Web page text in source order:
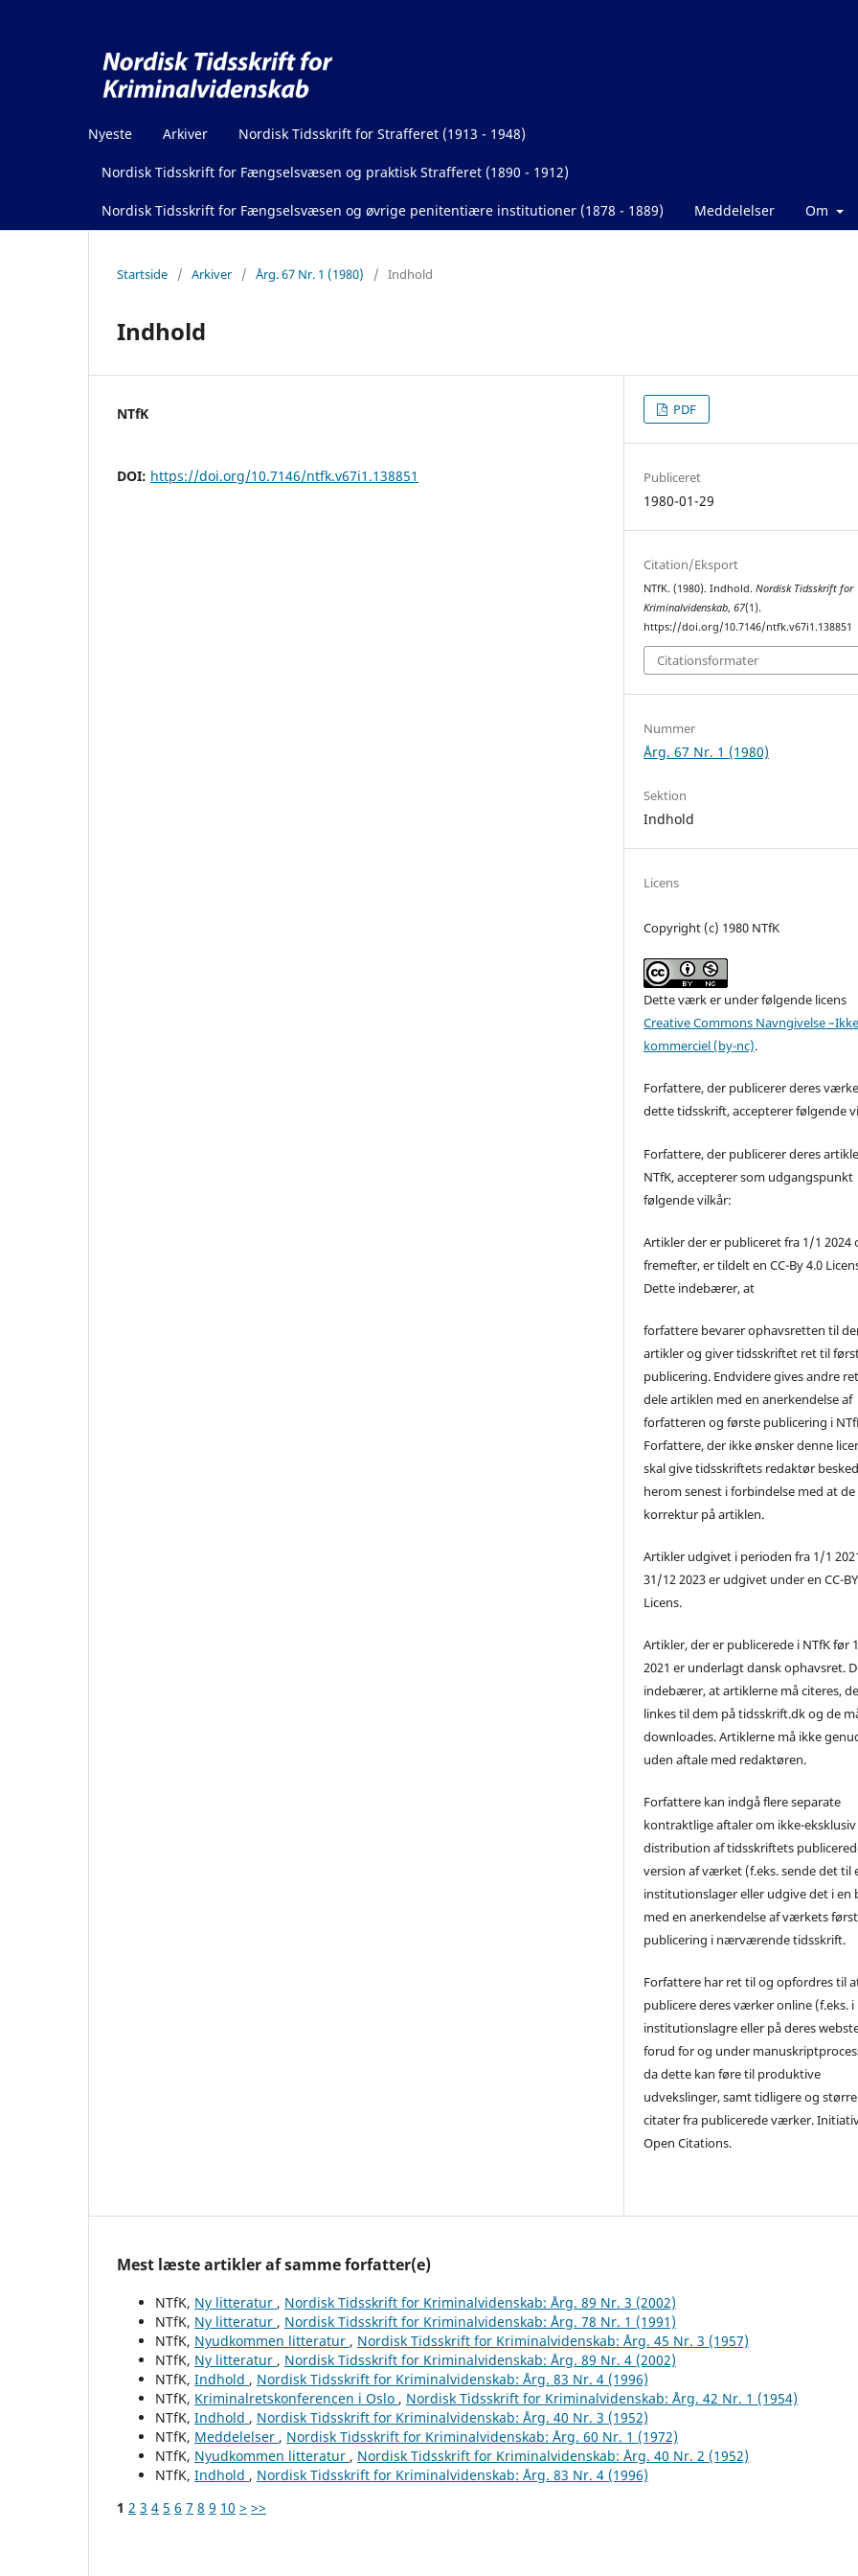
Nyeste Arkiver Nordisk Tidsskrift for Strafferet (1913 - 1948)
Nordisk Tidsskrift for Fængselsvæsen og praktisk Strafferet (1890 - 1912)
Nordisk Tidsskrift for Fængselsvæsen og øvrige penitentiære institutioner (1878 - 1889) Meddelelser Om
Startside / Arkiver / Årg. 67 Nr. 1 (1980) / Indhold
Indhold
NTfK
DOI: https://doi.org/10.7146/ntfk.v67i1.138851
PDF
Publiceret
1980-01-29
Citation/Eksport
NTfK. (1980). Indhold.Nordisk Tidsskrift for
Kriminalvidenskab,67(1).
https://doi.org/10.7146/ntfk.v67i1.138851
Citationsformater
Nummer
Årg. 67 Nr. 1 (1980)
Sektion
Indhold
Licens
Copyright (c) 1980 NTfK
Dette værk er under følgende licens
Creative Commons Navngivelse
kommerciel (by-nc).
Forfattere, der publicerer deres
dette tidsskrift, accepterer følgende
Forfattere, der publicerer deres
NTfK, accepterer som udgangspunkt
følgende vilkår:
Artikler der er publiceret fra 1/1 2024
fremefter, er tildelt en CC-By 4.0
Dette indebærer, at
forfattere bevarer ophavsretten til
artikler og giver tidsskriftet ret til
publicering. Endvidere gives andre
dele artiklen med en anerkendelse af
forfatteren og første publicering i
Forfattere, der ikke ønsker denne
skal give tidsskriftets redaktør besked
herom senest i forbindelse med at
korrektur på artiklen.
Artikler udgivet i perioden fra 1/1
31/12 2023 er udgivet under en CC-
Licens.
Artikler, der er publicerede i NTfK før
2021 er underlagt dansk ophavsret.
indebærer, at artiklerne må citeres,
linkes til dem på tidsskrift.dk og de
downloades. Artiklerne må ikke
uden aftale med redaktøren.
Forfattere kan indgå flere separate
kontraktlige aftaler om ikke-eksklusiv
distribution af tidsskriftets
version af værket (f.eks. sende det til
institutionslager eller udgive det i en
med en anerkendelse af værkets
publicering i nærværende tidsskrift.
Forfattere har ret til og opfordres til
publicere deres værker online (f.eks. i
institutionslagre eller på deres
forud for og under
da dette kan føre til produktive
udvekslinger, samt tidligere og større
citater fra publicerede værker.
Open Citations.
Mest læste artikler af samme forfatter(e)
NTfK, Ny litteratur , Nordisk Tidsskrift for Kriminalvidenskab: Årg. 89 Nr. 3 (2002)
NTfK, Ny litteratur , Nordisk Tidsskrift for Kriminalvidenskab: Årg. 78 Nr. 1 (1991)
NTfK, Nyudkommen litteratur , Nordisk Tidsskrift for Kriminalvidenskab: Årg. 45 Nr. 3 (1957)
NTfK, Ny litteratur , Nordisk Tidsskrift for Kriminalvidenskab: Årg. 89 Nr. 4 (2002)
NTfK, Indhold , Nordisk Tidsskrift for Kriminalvidenskab: Årg. 83 Nr. 4 (1996)
NTfK, Kriminalretskonferencen i Oslo , Nordisk Tidsskrift for Kriminalvidenskab: Årg. 42 Nr. 1 (1954)
NTfK, Indhold , Nordisk Tidsskrift for Kriminalvidenskab: Årg. 40 Nr. 3 (1952)
NTfK, Meddelelser , Nordisk Tidsskrift for Kriminalvidenskab: Årg. 60 Nr. 1 (1972)
NTfK, Nyudkommen litteratur , Nordisk Tidsskrift for Kriminalvidenskab: Årg. 40 Nr. 2 (1952)
NTfK, Indhold , Nordisk Tidsskrift for Kriminalvidenskab: Årg. 83 Nr. 4 (1996)
1 2 3 4 5 6 7 8 9 10 > >>